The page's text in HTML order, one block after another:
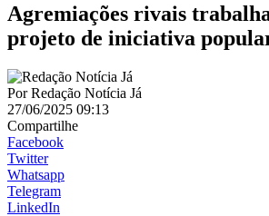
Agremiações rivais
projeto de iniciativa
PorRedação Notícia Já
27/06/2025 09:13
Compartilhe
Facebook
Twitter
Whatsapp
Telegram
LinkedIn